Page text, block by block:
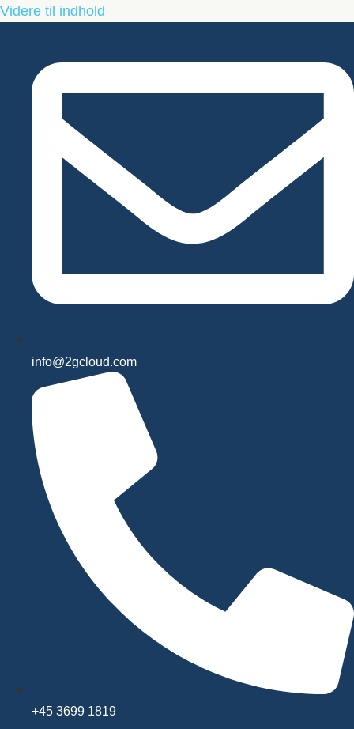
Videre til indhold
info@2gcloud.com
+45 3699 1819